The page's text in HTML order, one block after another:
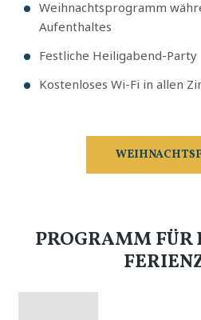
Weihnachtsprogramm
Aufenthaltes
Festliche Heiligabend-Party
Kostenloses Wi-Fi in allen
PROGRAMM FÜR